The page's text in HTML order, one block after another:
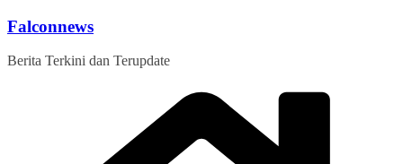
Skip
content
Falconnews
Berita Terkini dan Terupdate